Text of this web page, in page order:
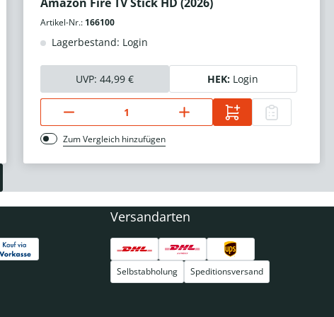
Artikel-Nr.: 166100
Lagerbestand: Login
UVP: 44,99 € HEK: Login
Zum Vergleich hinzufügen
Versandarten
Selbstabholung Speditionsversand